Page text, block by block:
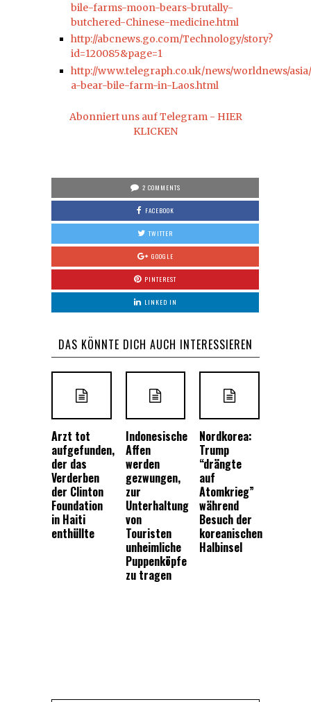
bile-farms-moon-bears-brutally-
butchered-Chinese-medicine.html
http://abcnews.go.com/Technology/story?
id=120085&page=1
http://www.telegraph.co.uk/news/worldnews/
a-bear-bile-farm-in-Laos.html
Abonniert uns auf Telegram - HIER
KLICKEN
2 COMMENTS
FACEBOOK
TWITTER
GOOGLE
PINTEREST
LINKED IN
DAS KÖNNTE DICH AUCH INTERESSIEREN
Arzt tot
aufgefunden,
der das
Verderben
der Clinton
Foundation
in Haiti
enthüllte
Indonesische
Affen
werden
gezwungen,
zur
Unterhaltung
von
Touristen
unheimliche
Puppenköpfe
zu tragen
Nordkorea:
Trump
“drängte
auf
Atomkrieg”
während
Besuch der
koreanischen
Halbinsel